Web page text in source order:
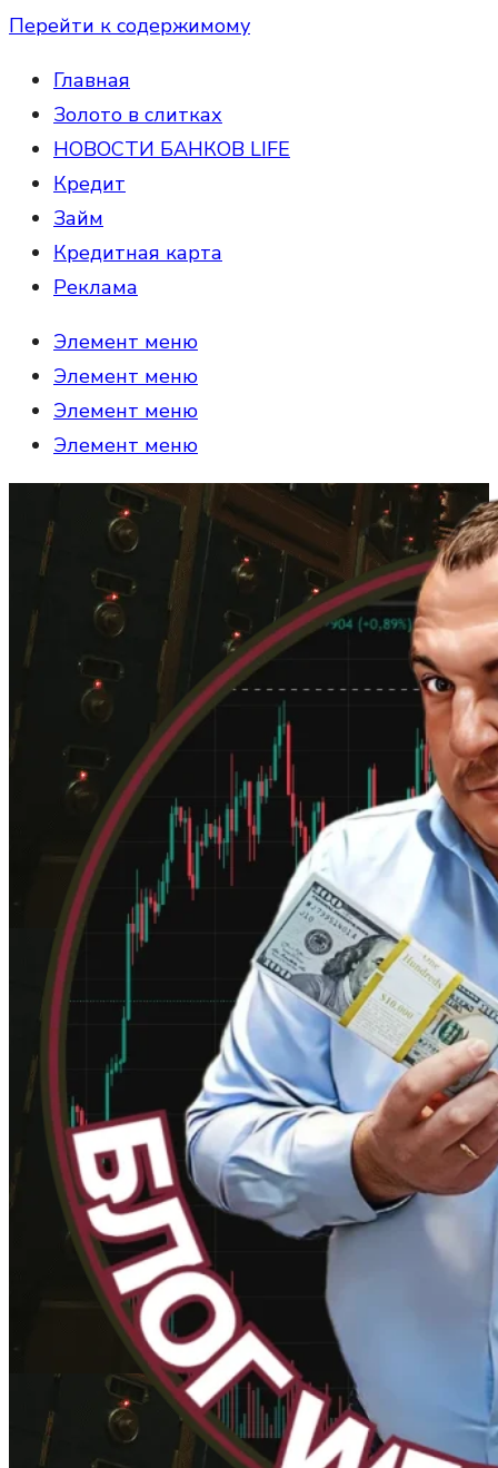
Перейти к содержимому
Главная
Золото в слитках
НОВОСТИ БАНКОВ LIFE
Кредит
Займ
Кредитная карта
Реклама
Элемент меню
Элемент меню
Элемент меню
Элемент меню